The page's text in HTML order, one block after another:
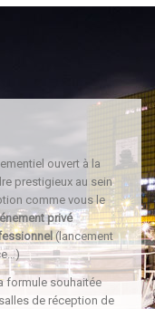
ouvert à la
prestigieux au sein
comme vous le
privé
(lancement
formule souhaitée
de réception de